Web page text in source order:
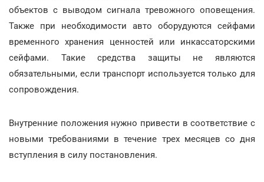
объектов с выводом сигнала тревожного оповещения.
Также при необходимости авто оборудуются сейфами
временного хранения ценностей или инкассаторскими
сейфами. Такие средства защиты не являются
обязательными, если транспорт используется только для
сопровождения.
Внутренние положения нужно привести в соответствие с
новыми требованиями в течение трех месяцев со дня
вступления в силу постановления.